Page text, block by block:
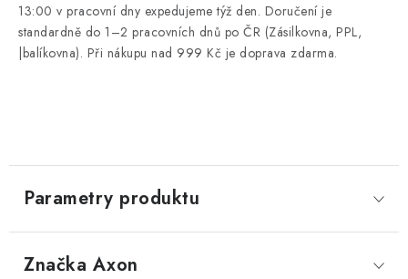
13:00 v pracovní dny expedujeme týž den. Doručení je
standardně do 1–2 pracovních dnů po ČR (Zásilkovna, PPL,
|balíkovna). Při nákupu nad 999 Kč je doprava zdarma.
Parametry produktu
Značka Axon